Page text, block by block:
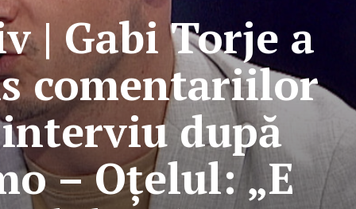
| Gabi Torje a
comentariilor
după
– Oțelul: „E